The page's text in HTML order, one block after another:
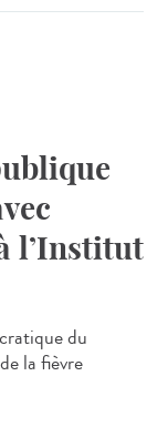
l’Institut
du
la fièvre